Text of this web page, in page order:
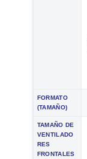
FORMATO
(TAMAÑO)
TAMAÑO DE
VENTILADO
RES
FRONTALES